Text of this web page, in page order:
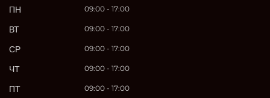
ПН 09:00 - 17:00
ВТ 09:00 - 17:00
СР 09:00 - 17:00
ЧТ 09:00 - 17:00
ПТ 09:00 - 17:00